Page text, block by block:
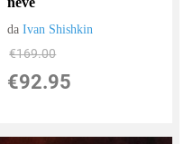
daIvan Shishkin
€169.00
€92.95